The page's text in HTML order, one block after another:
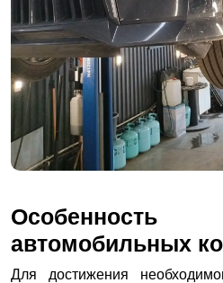
автомобильных
Для достижения